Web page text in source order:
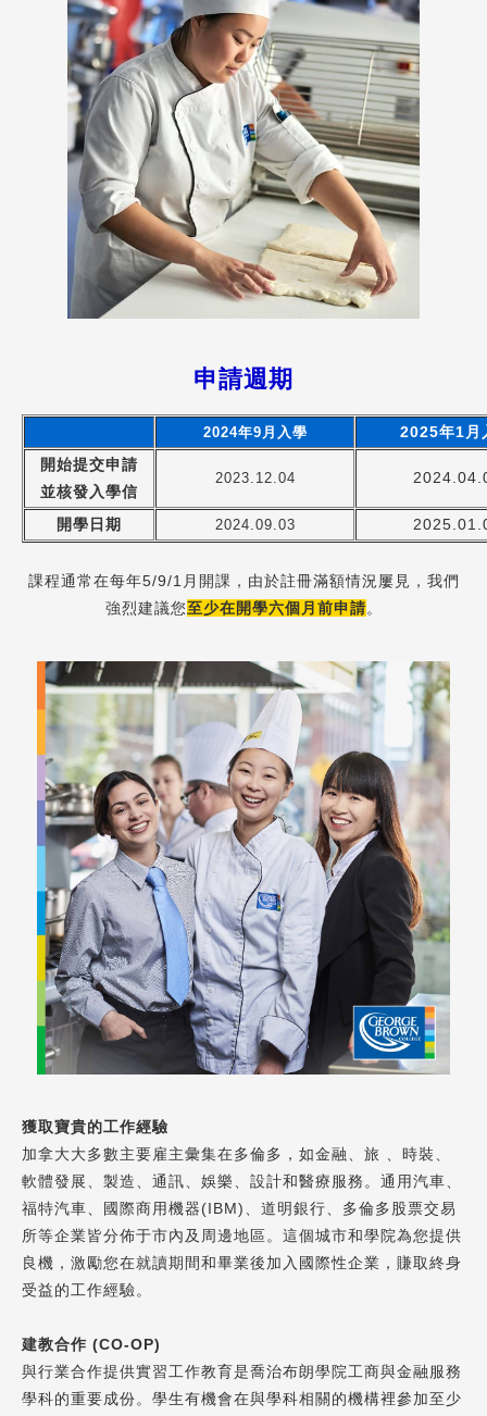
Latest News
Promotion 最新優惠
Program 課程選擇
SEC 知識庫
申請週期
2024年9月入學
2025年1月
開始提交申請
並核發入學信
2023.12.04
開學日期 2024.09.03
課程通常在每年5/9/1月開課，由於註冊滿額情況屢見，我們
強烈建議您至少在開學六個月前申請。
獲取寶貴的工作經驗
加拿大大多數主要雇主彙集在多倫多，如金融、旅 、時裝、
軟體發展、製造、通訊、娛樂、設計和醫療服務。通用汽車、
福特汽車、國際商用機器(IBM)、道明銀行、多倫多股票交易
所等企業皆分佈于市內及周邊地區。這個城市和學院為您提供
良機，激勵您在就讀期間和畢業後加入國際性企業，賺取終身
受益的工作經驗。
建教合作 (CO-OP)
與行業合作提供實習工作教育是喬治布朗學院工商與金融服務
學科的重要成份。學生有機會在與學科相關的機構裡參加至少